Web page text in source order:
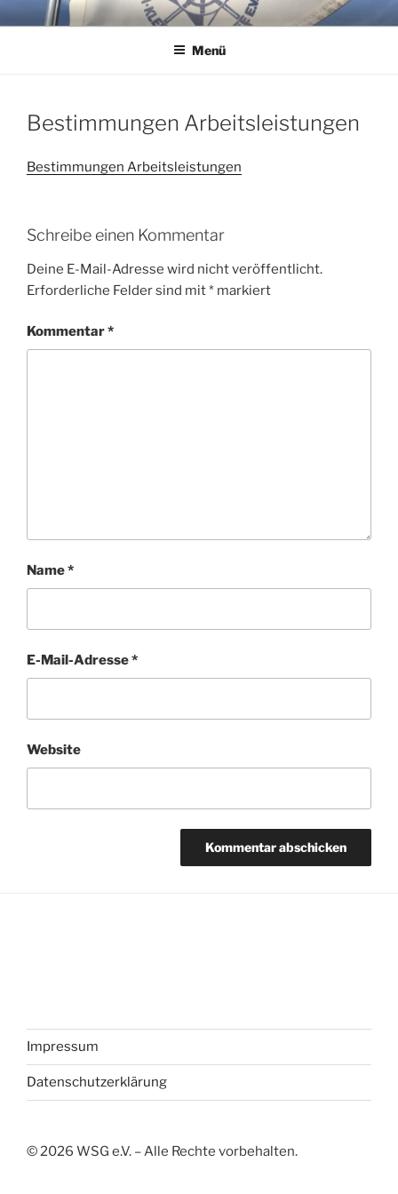
Zum
InhaltWSG KLEINER WANNSEE E.V.
Immer eine handbreit Wasser unterm Kiel.
Menü
Bestimmungen Arbeitsleistungen
Bestimmungen Arbeitsleistungen
Schreibe einen Kommentar
Deine E-Mail-Adresse wird nicht veröffentlicht.
Erforderliche Felder sind mit* markiert
Kommentar*
Name*
E-Mail-Adresse*
Website
Impressum
Datenschutzerklärung
© 2026 WSG e.V. – Alle Rechte vorbehalten.